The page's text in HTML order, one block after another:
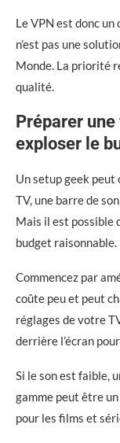
Le VPN est donc
n’est pas une
Monde. La priorité
qualité.
Préparer
exploser le
Un setup geek peut
TV, une barre de
Mais il est possible
budget raisonnable.
Commencez par
coûte peu et peut
réglages de votre
derrière l’écran
Si le son est faible,
gamme peut être
pour les films et